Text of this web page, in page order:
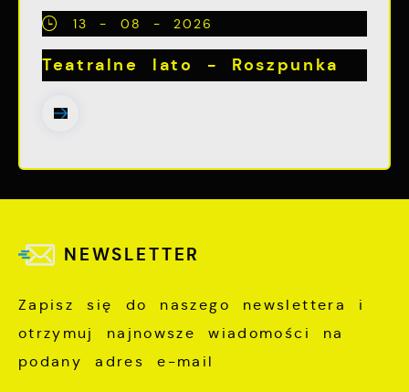
13 - 08 - 2026
Teatralne lato - Roszpunka
NEWSLETTER
Zapisz się do naszego newslettera i
otrzymuj najnowsze wiadomości na
podany adres e-mail